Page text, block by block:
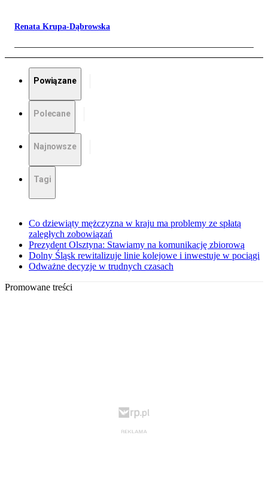
Renata Krupa-Dąbrowska
Powiązane
Polecane
Najnowsze
Tagi
Co dziewiąty mężczyzna w kraju ma problemy ze spłatą
zaległych zobowiązań
Prezydent Olsztyna: Stawiamy na komunikację zbiorową
Dolny Śląsk rewitalizuje linie kolejowe i inwestuje w pociągi
Odważne decyzje w trudnych czasach
Promowane treści